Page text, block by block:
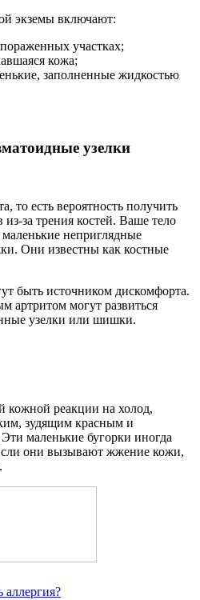
экземы включают:
участках;
кожа;
заполненные жидкостью
узелки
то есть вероятность получить
из-за трения костей. Ваше тело
маленькие неприглядные
Они известны как костные
быть источником дискомфорта.
артритом могут развиться
узелки или шишки.
кожной реакции на холод,
зудящим красным и
маленькие бугорки иногда
они вызывают жжение кожи,
аллергия?